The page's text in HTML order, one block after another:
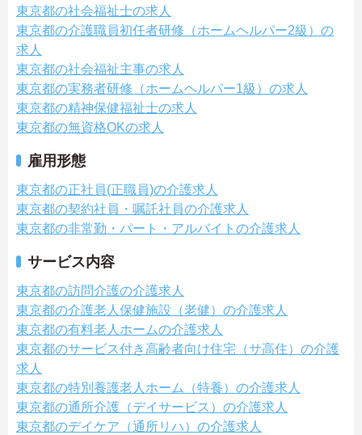
東京都の社会福祉士の求人
東京都の介護職員初任者研修（ホームヘルパー2級）の
求人
東京都の社会福祉主事の求人
東京都の実務者研修（ホームヘルパー1級）の求人
東京都の精神保健福祉士の求人
東京都の無資格OKの求人
雇用形態
東京都の正社員(正職員)の介護求人
東京都の契約社員・嘱託社員の介護求人
東京都の非常勤・パート・アルバイトの介護求人
サービス内容
東京都の訪問介護の介護求人
東京都の介護老人保健施設（老健）の介護求人
東京都の有料老人ホームの介護求人
東京都のサービス付き高齢者向け住宅（サ高住）の介護
求人
東京都の特別養護老人ホーム（特養）の介護求人
東京都の通所介護（デイサービス）の介護求人
東京都のデイケア（通所リハ）の介護求人